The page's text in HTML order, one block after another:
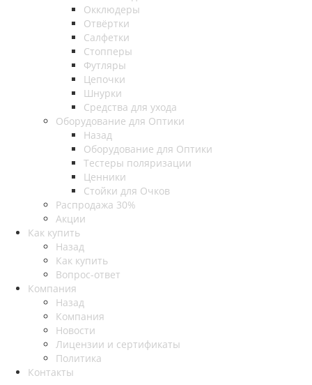
Окклюдеры
Отвёртки
Салфетки
Стопперы
Футляры
Цепочки
Шнурки
Средства для ухода
Оборудование для Оптики
Назад
Оборудование для Оптики
Тестеры поляризации
Ценники
Стойки для Очков
Распродажа 30%
Акции
Как купить
Назад
Как купить
Вопрос-ответ
Компания
Назад
Компания
Новости
Лицензии и сертификаты
Политика
Контакты